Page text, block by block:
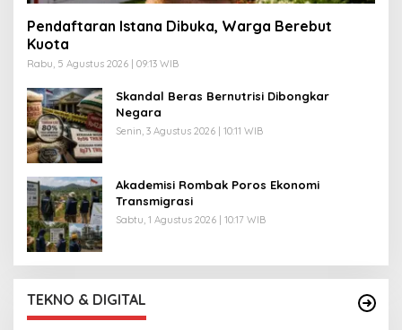
Pendaftaran Istana Dibuka, Warga Berebut
Kuota
Rabu, 5 Agustus 2026 | 09:13 WIB
Skandal Beras Bernutrisi Dibongkar
Negara
Senin, 3 Agustus 2026 | 10:11 WIB
Akademisi Rombak Poros Ekonomi
Transmigrasi
Sabtu, 1 Agustus 2026 | 10:17 WIB
TEKNO & DIGITAL